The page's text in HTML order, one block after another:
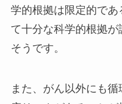
学的根拠は限定的で
て十分な科学的根拠
そうです。
また、がん以外にも